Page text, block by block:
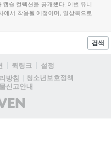
슐 컬렉션을 공개했다. 이번 유니
에서 착용될 예정이며, 일상복으로
부터 골스튜디오 공식 홈페이지
검색
퀵링크
설정
방침
청소년보호정책
신고안내
(주)
인